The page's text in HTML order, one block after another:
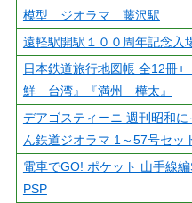
模型 ジオラマ 藤沢駅
遠軽駅開駅１００周年記念入
日本鉄道旅行地図帳 全12冊+
鮮 台湾』『満州 樺太』
デアゴスティーニ 週刊昭和に
ん鉄道ジオラマ 1～57号セッ
電車でGO! ポケット 山手線
PSP